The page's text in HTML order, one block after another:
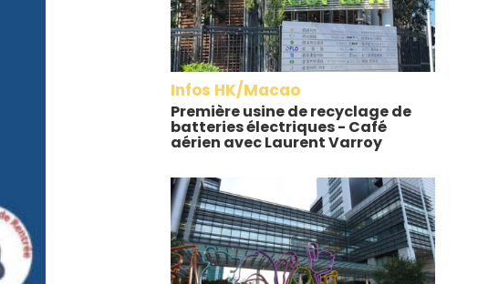
Infos HK/Macao
Première usine de recyclage de
batteries électriques - Café
aérien avec Laurent Varroy